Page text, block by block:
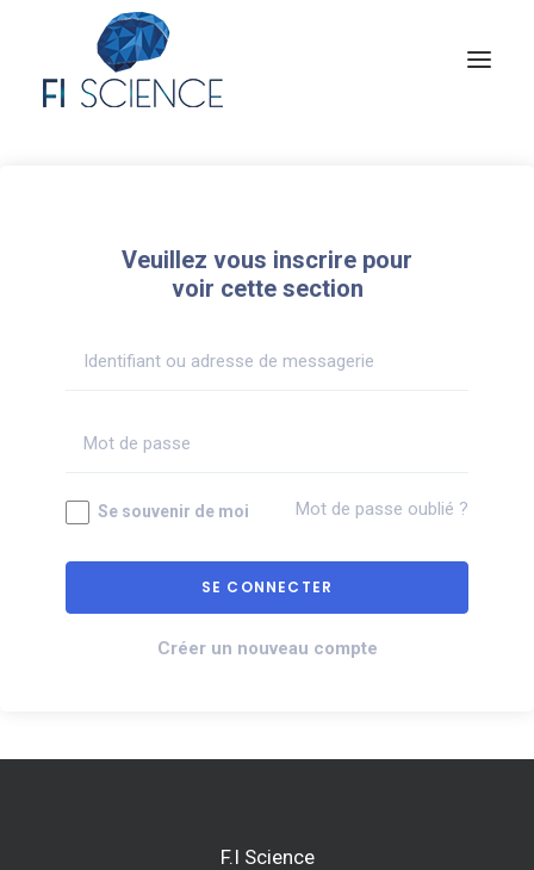
Veuillez vous inscrire pour
voir cette section
Se souvenir de moi Mot de passe oublié ?
Créer un nouveau compte
F.I Science